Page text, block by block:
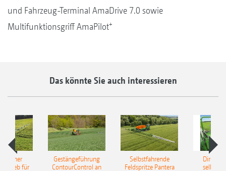
und Fahrzeug-Terminal AmaDrive 7.0 sowie
Multifunktionsgriff AmaPilot+
Das könnte Sie auch interessieren
für
Gestängeführung
ContourControl an
Selbstfahrende
Feldspritze Pantera